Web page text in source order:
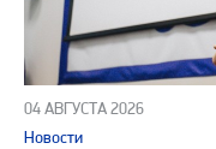
04 АВГУСТА 2026
Новости